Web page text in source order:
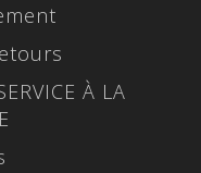
À LA